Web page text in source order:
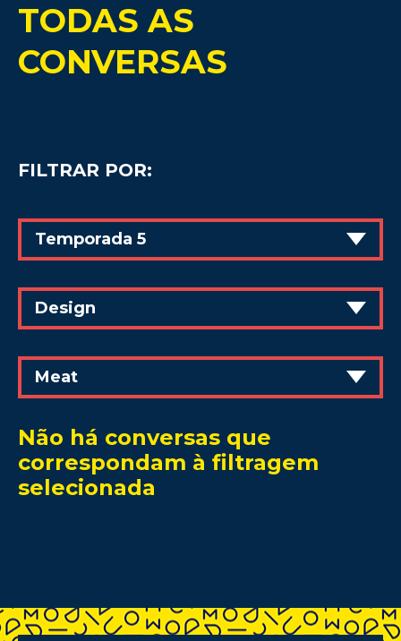
TODAS AS
CONVERSAS
FILTRAR POR:
Temporada 5
Design
Meat
Não há conversas que
correspondam à filtragem
selecionada